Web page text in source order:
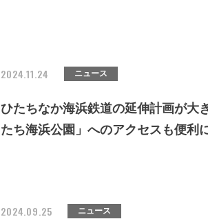
2024.11.24 ニュース
ひたちなか海浜鉄道の延伸計画が
たち海浜公園」へのアクセスも便利
2024.09.25 ニュース